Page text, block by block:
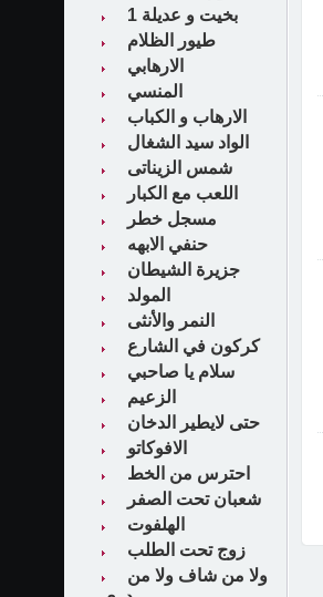
بخيت و عديلة 1
طيور الظلام
الارهابي
المنسي
اﻻرهاب و الكباب
الواد سيد الشغال
شمس الزيناتى
اللعب مع الكبار
مسجل خطر
حنفي الابهه
جزيرة الشيطان
المولد
النمر والأنثى
كركون في الشارع
سلام يا صاحبي
الزعيم
حتى لايطير الدخان
الافوكاتو
احترس من الخط
شعبان تحت الصفر
الهلفوت
زوج تحت الطلب
ولا من شاف ولا من